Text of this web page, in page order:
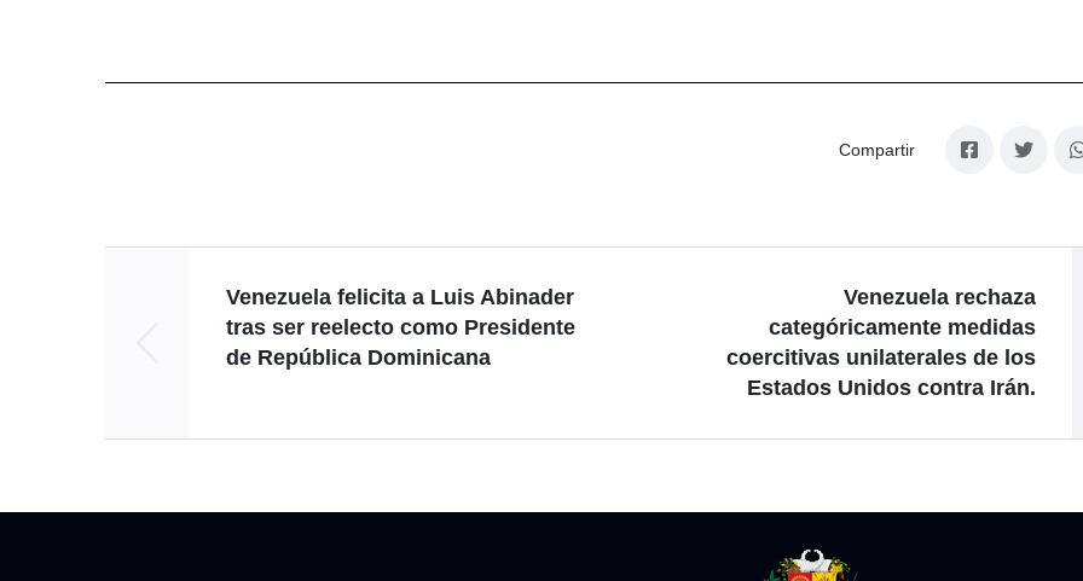
Compartir
Venezuela felicita a Luis Abinader
tras ser reelecto como Presidente
de República Dominicana
Venezuela rechaza
categóricamente medidas
coercitivas unilaterales de los
Estados Unidos contra Irán.